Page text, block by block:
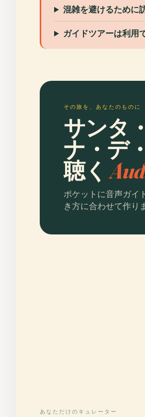
混雑を避けるために
ガイドツアーは利用
その旅を、あなたのものに
サンタ
ナ・デ
聴く
ポケットに音声ガイ
き方に合わせて作り
あなただけのキュレーター